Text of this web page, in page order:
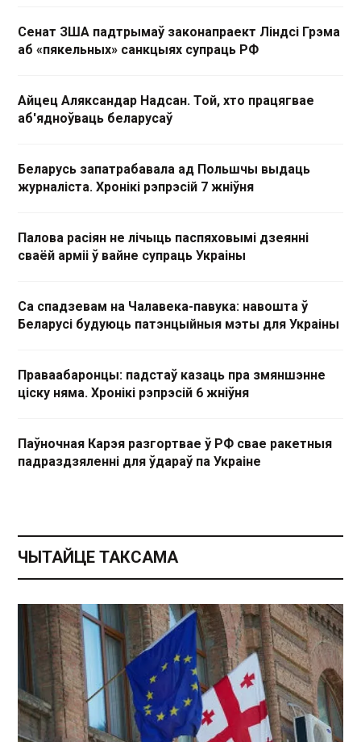
Сенат ЗША падтрымаў законапраект Ліндсі Грэма
аб «пякельных» санкцыях супраць РФ
Айцец Аляксандар Надсан. Той, хто працягвае
аб'ядноўваць беларусаў
Беларусь запатрабавала ад Польшчы выдаць
журналіста. Хронікі рэпрэсій 7 жніўня
Палова расіян не лічыць паспяховымі дзеянні
сваёй арміі ў вайне супраць Украіны
Са спадзевам на Чалавека-павука: навошта ў
Беларусі будуюць патэнцыйныя мэты для Украіны
Праваабаронцы: падстаў казаць пра змяншэнне
ціску няма. Хронікі рэпрэсій 6 жніўня
Паўночная Карэя разгортвае ў РФ свае ракетныя
падраздзяленні для ўдараў па Украіне
ЧЫТАЙЦЕ ТАКСАМА